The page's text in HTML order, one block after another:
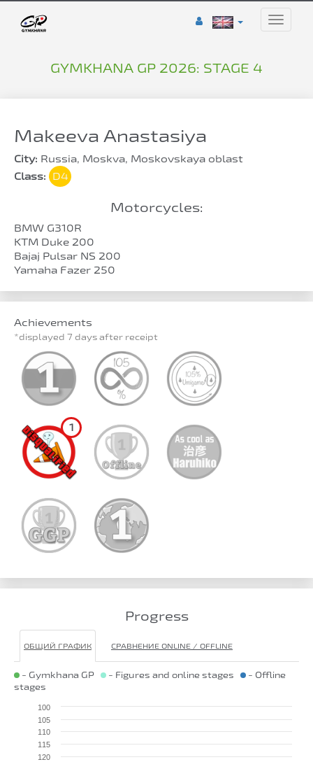
Toggle
GYMKHANA GP 2026: STAGE 4
Makeeva Anastasiya
City: Russia, Moskva, Moskovskaya oblast
Class:
D4
Motorcycles:
BMW G310R
KTM Duke 200
Bajaj Pulsar NS 200
Yamaha Fazer 250
Achievements
*displayed 7 days after receipt
1
Progress
ОБЩИЙ ГРАФИК СРАВНЕНИЕ ONLINE / OFFLINE
- Gymkhana GP - Figures and online stages
- Offline
stages
100
105
110
115
120